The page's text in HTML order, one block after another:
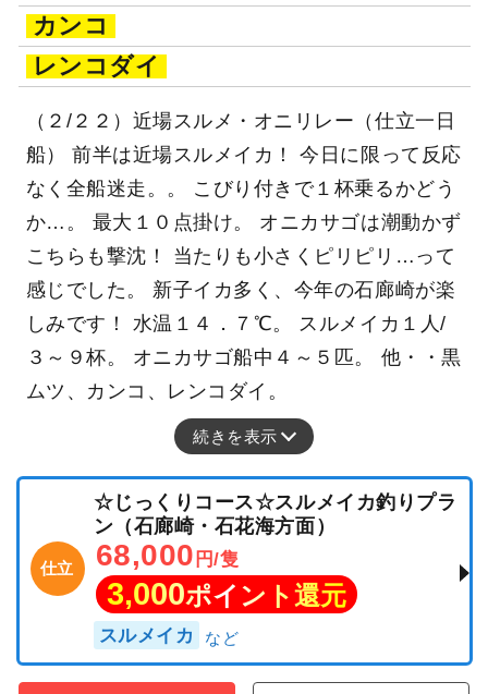
カンコ
レンコダイ
（２/２２）近場スルメ・オニリレー（仕立一日
船） 前半は近場スルメイカ！ 今日に限って反応
なく全船迷走。。 こびり付きで１杯乗るかどう
か…。 最大１０点掛け。 オニカサゴは潮動かず
こちらも撃沈！ 当たりも小さくピリピリ…って
感じでした。 新子イカ多く、今年の石廊崎が楽
しみです！ 水温１４．７℃。 スルメイカ１人/
３～９杯。 オニカサゴ船中４～５匹。 他・・黒
ムツ、カンコ、レンコダイ。
続きを表示
仕立
☆じっくりコース☆スルメイカ釣りプラ
ン（石廊崎・石花海方面）
68,000 円/隻
3,000ポイント還元
スルメイカ